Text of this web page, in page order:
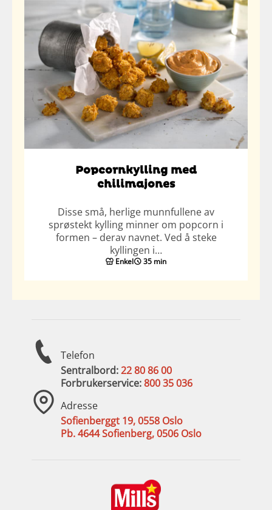
Popcornkylling med
chilimajones
Disse små, herlige munnfullene av
sprøstekt kylling minner om popcorn i
formen – derav navnet. Ved å steke
kyllingen i…
Enkel 35 min
Telefon
Sentralbord:22 80 86 00
Forbrukerservice:800 35 036
Adresse
Sofienberggt 19, 0558 Oslo
Pb. 4644 Sofienberg, 0506 Oslo